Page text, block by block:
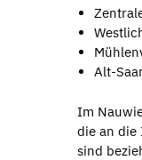
Alt-
Im
die an die
sind